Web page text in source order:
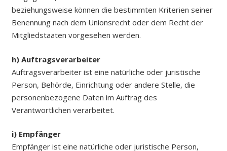
beziehungsweise können die bestimmten Kriterien seiner
Benennung nach dem Unionsrecht oder dem Recht der
Mitgliedstaaten vorgesehen werden.
h) Auftragsverarbeiter
Auftragsverarbeiter ist eine natürliche oder juristische
Person, Behörde, Einrichtung oder andere Stelle, die
personenbezogene Daten im Auftrag des
Verantwortlichen verarbeitet.
i) Empfänger
Empfänger ist eine natürliche oder juristische Person,